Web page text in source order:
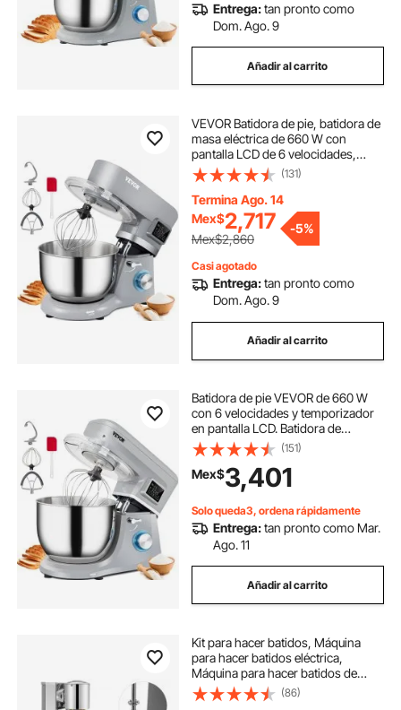
Entrega:tan pronto como
Dom. Ago. 9
Añadir al carrito
VEVOR Batidora de pie, batidora de
masa eléctrica de 660 W con
pantalla LCD de 6 velocidades,
batidora de alimentos con cabezal
inclinable con tazón de acero
inoxidable de 5,8 cuartos, gancho
para masa, batidor plano, batidor,
raspador, cubierta a prueba de
salpicaduras - Gris
(131)
Termina Ago. 14
Mex$2,717
Mex$2,860
-5%
Casi agotado
Entrega:tan pronto como
Dom. Ago. 9
Añadir al carrito
Batidora de pie VEVOR de 660 W
con 6 velocidades y temporizador
en pantalla LCD. Batidora de
cabezal inclinable con recipiente de
acero inoxidable de 7,4 cuartos de
galón, gancho para masa, batidor
plano, varilla de batidor, raspador y
cubierta antisalpicaduras. Gris.
(151)
Mex$3,401
Solo queda3, ordena rápidamente
Entrega:tan pronto como Mar.
Ago. 11
Añadir al carrito
Kit para hacer batidos, Máquina
para hacer batidos eléctrica,
Máquina para hacer batidos de
acero inoxidable
(86)